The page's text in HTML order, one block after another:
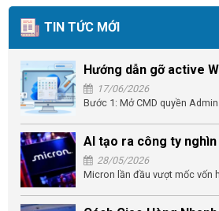
TIN TỨC MỚI
Hướng dẫn gỡ active
17/06/2026
Bước 1: Mở CMD quyền Admin
AI tạo ra công ty nghìn
28/05/2026
Micron lần đầu vượt mốc vốn